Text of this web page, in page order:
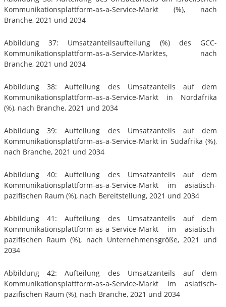
Kommunikationsplattform-as-a-Service-Markt (%), nach
Branche, 2021 und 2034
Abbildung 37: Umsatzanteilsaufteilung (%) des GCC-
Kommunikationsplattform-as-a-Service-Marktes, nach
Branche, 2021 und 2034
Abbildung 38: Aufteilung des Umsatzanteils auf dem
Kommunikationsplattform-as-a-Service-Markt in Nordafrika
(%), nach Branche, 2021 und 2034
Abbildung 39: Aufteilung des Umsatzanteils auf dem
Kommunikationsplattform-as-a-Service-Markt in Südafrika (%),
nach Branche, 2021 und 2034
Abbildung 40: Aufteilung des Umsatzanteils auf dem
Kommunikationsplattform-as-a-Service-Markt im asiatisch-
pazifischen Raum (%), nach Bereitstellung, 2021 und 2034
Abbildung 41: Aufteilung des Umsatzanteils auf dem
Kommunikationsplattform-as-a-Service-Markt im asiatisch-
pazifischen Raum (%), nach Unternehmensgröße, 2021 und
2034
Abbildung 42: Aufteilung des Umsatzanteils auf dem
Kommunikationsplattform-as-a-Service-Markt im asiatisch-
pazifischen Raum (%), nach Branche, 2021 und 2034